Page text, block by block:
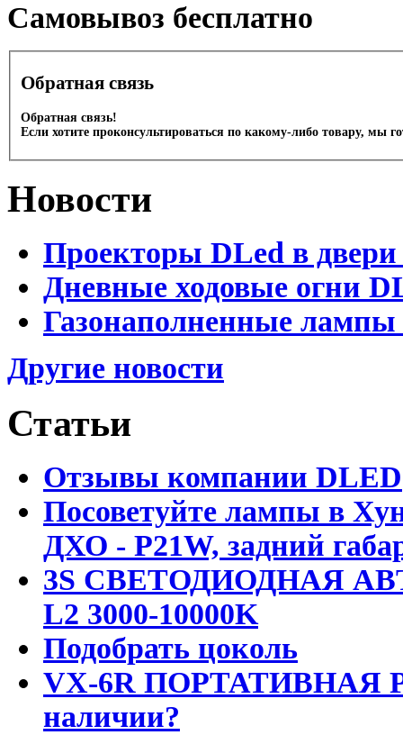
Cамовывоз бесплатно
Обратная связь
Обратная связь!
Если хотите проконсультироваться по какому-либо товару, мы
Новости
Проекторы DLed в
Дневные ходовые огни
Газонаполненные
Другие новости
Статьи
Отзывы компании DLED
Посоветуйте лампы в
ДХО - P21W, задний
3S СВЕТОДИОДНАЯ
L2 3000-10000K
Подобрать цоколь
VX-6R ПОРТАТИВНАЯ
наличии?